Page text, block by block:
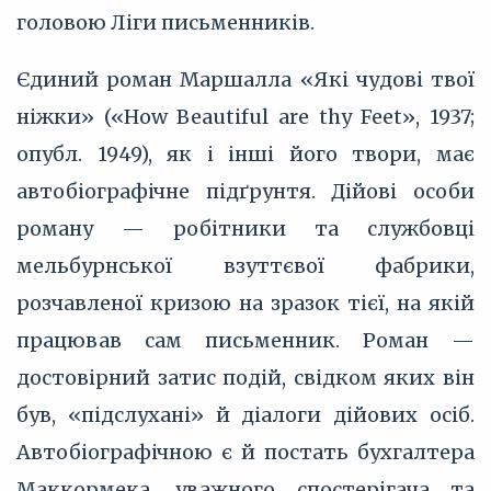
головою Ліги письменників.
Єдиний роман Маршалла «Які чудові твої
ніжки» («How Beautiful are thy Feet», 1937;
опубл. 1949), як і інші його твори, має
автобіографічне підґрунтя. Дійові особи
роману — робітники та службовці
мельбурнської взуттєвої фабрики,
розчавленої кризою на зразок тієї, на якій
працював сам письменник. Роман —
достовірний затис подій, свідком яких він
був, «підслухані» й діалоги дійових осіб.
Автобіографічною є й постать бухгалтера